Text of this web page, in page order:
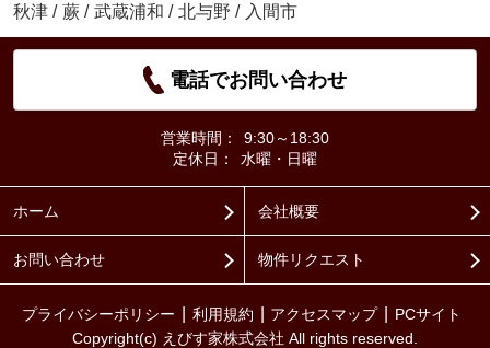
秋津 / 蕨 / 武蔵浦和 / 北与野 / 入間市
電話でお問い合わせ
営業時間：
9:30～18:30
定休日：
水曜・日曜
ホーム 会社概要
お問い合わせ 物件リクエスト
プライバシーポリシー 利用規約 アクセスマップ
PCサイト
Copyright(c) えびす家株式会社 All rights reserved.